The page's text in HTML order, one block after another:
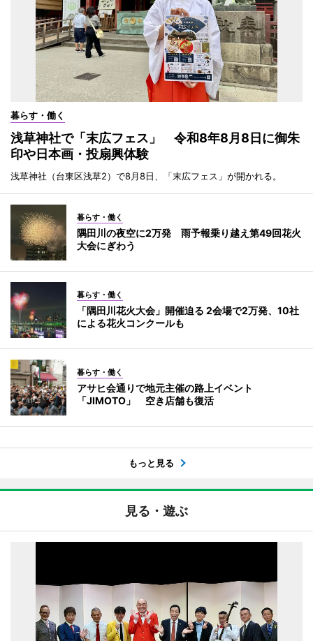
暮らす・働く
浅草神社で「末広フェス」 令和8年8月8日に御朱
印や日本画・投扇興体験
浅草神社（台東区浅草2）で8月8日、「末広フェス」が開かれる。
暮らす・働く
隅田川の夜空に2万発 雨予報乗り越え第49回花火
大会にぎわう
暮らす・働く
「隅田川花火大会」開催迫る 2会場で2万発、10社
による花火コンクールも
暮らす・働く
アサヒ会通りで地元主催の路上イベント
「JIMOTO」 空き店舗も復活
もっと見る
見る・遊ぶ